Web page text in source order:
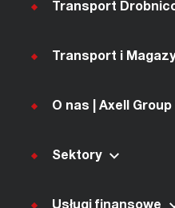
Transport
Transport i
O nas | Axell Group
Sektory
Usługi finansowe